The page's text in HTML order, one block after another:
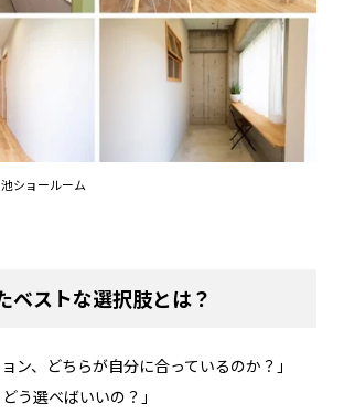
ショールーム
ベストな選択肢とは？
ン、どちらが自分に合っているのか？」
う選べばいいの？」